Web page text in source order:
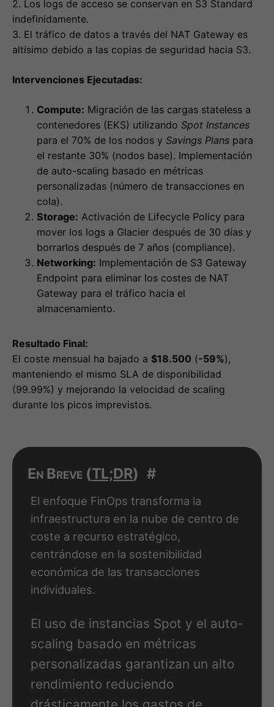
2. Los logs de acceso se conservan en S3 Standard
indefinidamente.
3. El tráfico de datos a través del NAT Gateway es
altísimo debido a las copias de seguridad hacia S3.
Intervenciones Ejecutadas:
Compute: Migración de las cargas stateless a
contenedores (EKS) utilizando Spot Instances
para el 70% de los nodos y Savings Plans para
el restante 30% (nodos base). Implementación
de auto-scaling basado en métricas
personalizadas (número de transacciones en
cola).
Storage: Activación de Lifecycle Policy para
mover los logs a Glacier después de 30 días y
borrarlos después de 7 años (compliance).
Networking: Implementación de S3 Gateway
Endpoint para eliminar los costes de NAT
Gateway para el tráfico hacia el
almacenamiento.
Resultado Final:
El coste mensual ha bajado a $18.500 (-59%),
manteniendo el mismo SLA de disponibilidad
(99.99%) y mejorando la velocidad de scaling
durante los picos imprevistos.
En Breve (TL;DR) #
El enfoque FinOps transforma la
infraestructura en la nube de centro de
coste a recurso estratégico,
centrándose en la sostenibilidad
económica de las transacciones
individuales.
El uso de instancias Spot y el auto-
scaling basado en métricas
personalizadas garantizan un alto
rendimiento reduciendo